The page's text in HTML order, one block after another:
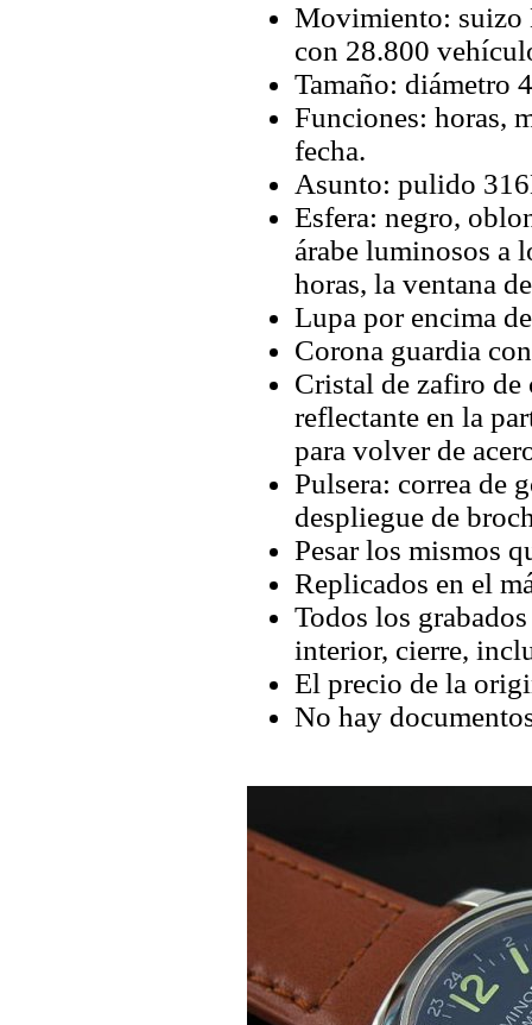
Movimiento: suizo
con 28.800
Tamaño: diámetro
Funciones: horas,
fecha.
Asunto: pulido
Esfera: negro,
árabe luminosos a
horas, la ventana
Lupa por encima
Corona guardia
Cristal de zafiro
reflectante en la
para volver de
Pulsera: correa de
despliegue de
Pesar los mismos
Replicados en el
Todos los
interior, cierre,
El precio de la
No hay